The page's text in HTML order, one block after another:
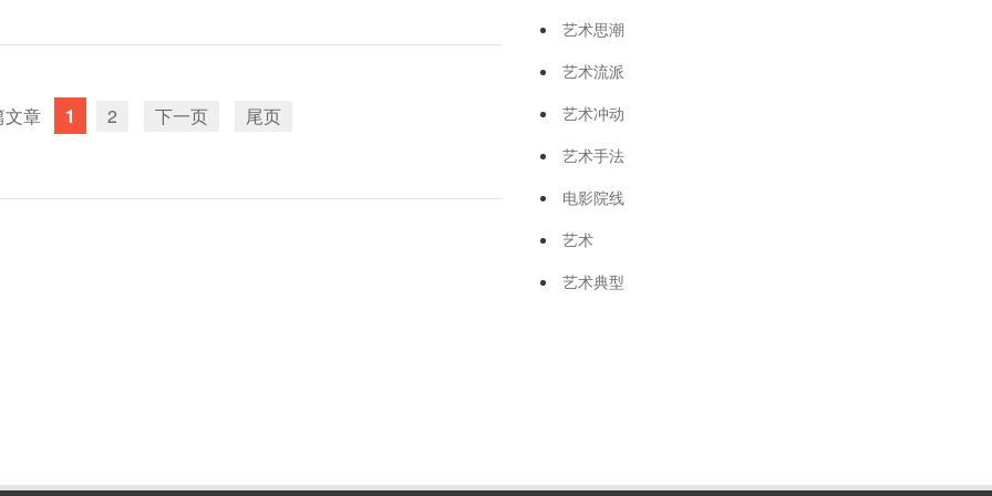
1 2 下一页 尾页
艺术思潮
艺术流派
艺术冲动
艺术手法
电影院线
艺术
艺术典型